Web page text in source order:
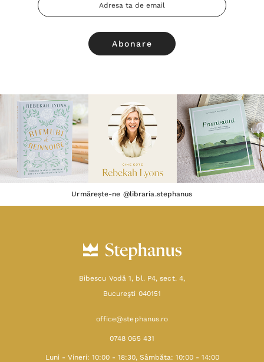
Email
Urmărește-ne @libraria.stephanus
Bibescu Vodă 1, bl. P4, sect. 4,
Bucureşti 040151
office@stephanus.ro
0748 065 431
Luni - Vineri: 10:00 - 18:30, Sâmbăta: 10:00 - 14:00